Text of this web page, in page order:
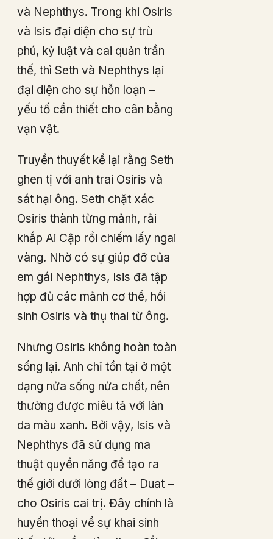
và Nephthys. Trong khi Osiris
và Isis đại diện cho sự trù
phú, kỷ luật và cai quản trần
thế, thì Seth và Nephthys lại
đại diện cho sự hỗn loạn –
yếu tố cần thiết cho cân bằng
vạn vật.
Truyền thuyết kể lại rằng Seth
ghen tị với anh trai Osiris và
sát hại ông. Seth chặt xác
Osiris thành từng mảnh, rải
khắp Ai Cập rồi chiếm lấy ngai
vàng. Nhờ có sự giúp đỡ của
em gái Nephthys, Isis đã tập
hợp đủ các mảnh cơ thể, hồi
sinh Osiris và thụ thai từ ông.
Nhưng Osiris không hoàn toàn
sống lại. Anh chỉ tồn tại ở một
dạng nửa sống nửa chết, nên
thường được miêu tả với làn
da màu xanh. Bởi vậy, Isis và
Nephthys đã sử dụng ma
thuật quyền năng để tạo ra
thế giới dưới lòng đất – Duat –
cho Osiris cai trị. Đây chính là
huyền thoại về sự khai sinh